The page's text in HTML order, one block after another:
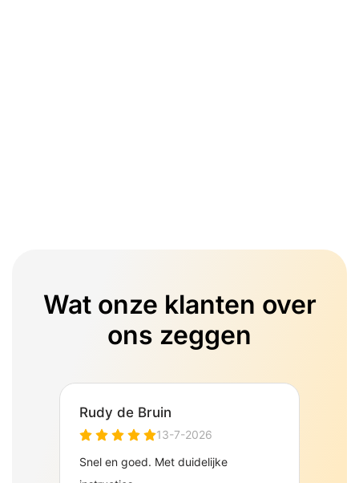
Wat onze klanten over
ons zeggen